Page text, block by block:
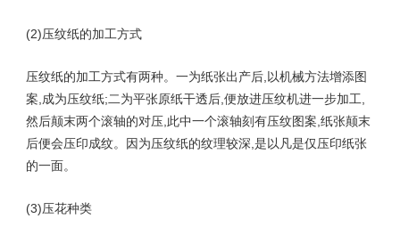
(2)压纹纸的加工方式
压纹纸的加工方式有两种。一为纸张出产后,以机械方法增添图
案,成为压纹纸;二为平张原纸干透后,便放进压纹机进一步加工,
然后颠末两个滚轴的对压,此中一个滚轴刻有压纹图案,纸张颠末
后便会压印成纹。因为压纹纸的纹理较深,是以凡是仅压印纸张
的一面。
(3)压花种类